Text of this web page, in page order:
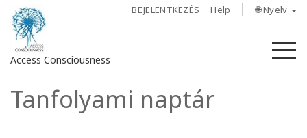
BEJELENTKEZÉS Help 🌐 Nyelv
Access Consciousness
Bejelentkezés
Tanfolyami naptár